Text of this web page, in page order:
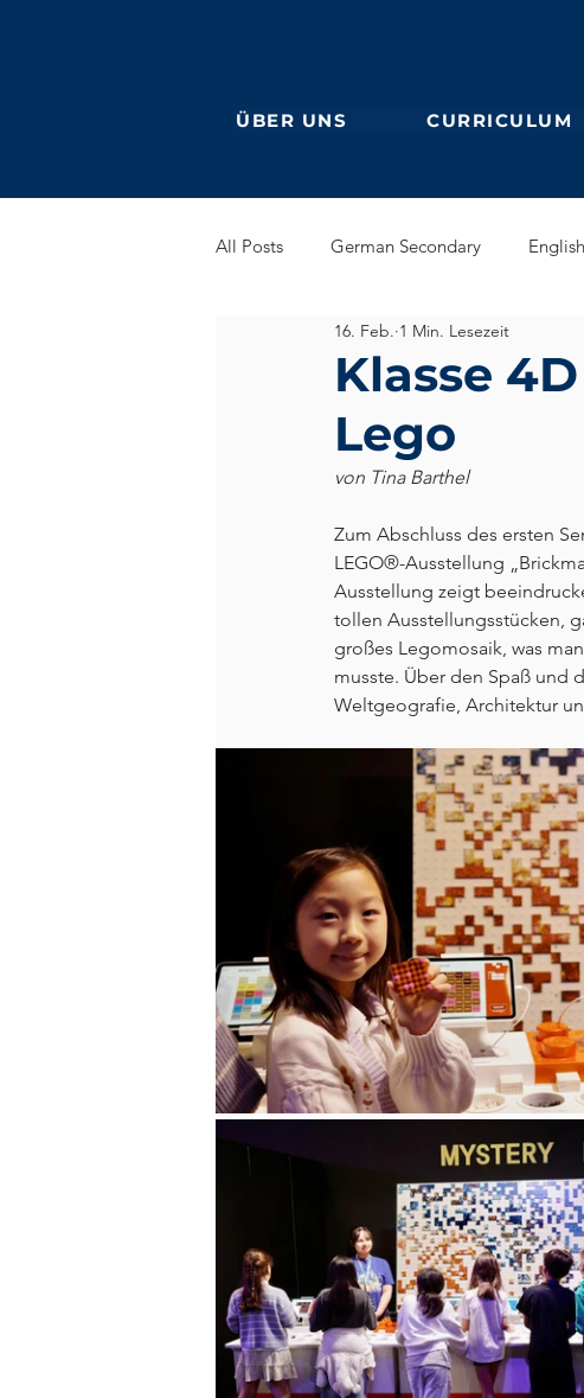
ÜBER UNS CURRICULUM
All Posts German Secondary
Grundschule (Primarstufe)
Ehemalige
Klasse
Lego
16. Feb. 1 Min. Lesezeit
von Tina Barthel
Zum Abschluss des ersten
LEGO®-Ausstellung
Ausstellung zeigt
tollen Ausstellungsstücken,
großes Legomosaik, was
musste. Über den Spaß und
Weltgeografie, Architektur